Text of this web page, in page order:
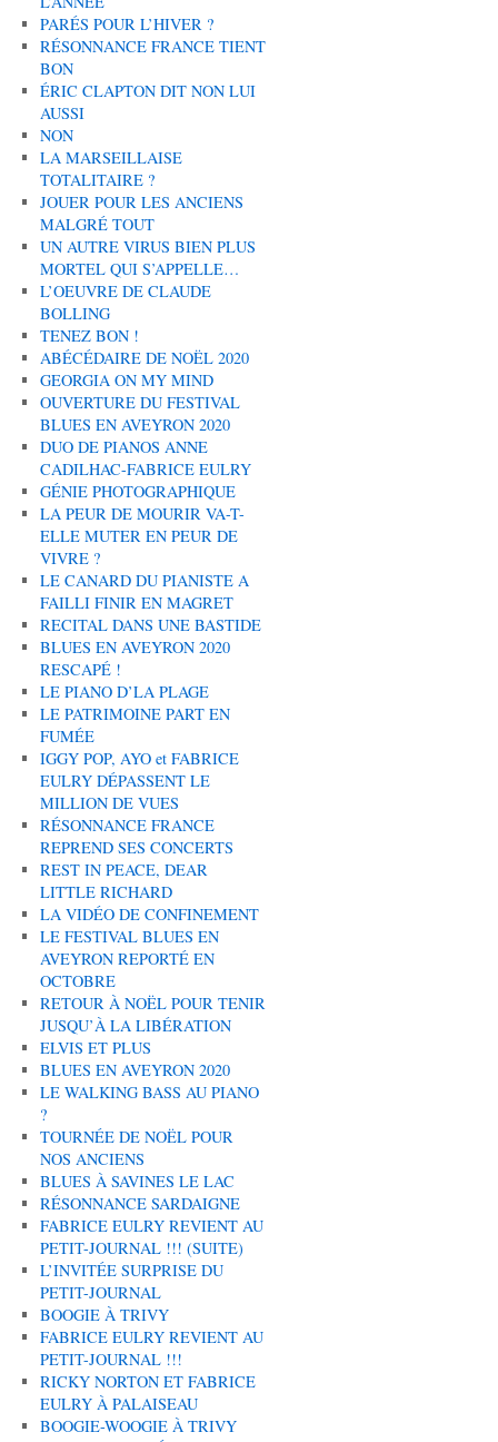
PARÉS POUR L’HIVER ?
RÉSONNANCE FRANCE TIENT
BON
ÉRIC CLAPTON DIT NON LUI
AUSSI
NON
LA MARSEILLAISE
TOTALITAIRE ?
JOUER POUR LES ANCIENS
MALGRÉ TOUT
UN AUTRE VIRUS BIEN PLUS
MORTEL QUI S’APPELLE…
L’OEUVRE DE CLAUDE
BOLLING
TENEZ BON !
ABÉCÉDAIRE DE NOËL 2020
GEORGIA ON MY MIND
OUVERTURE DU FESTIVAL
BLUES EN AVEYRON 2020
DUO DE PIANOS ANNE
CADILHAC-FABRICE EULRY
GÉNIE PHOTOGRAPHIQUE
LA PEUR DE MOURIR VA-T-
ELLE MUTER EN PEUR DE
VIVRE ?
LE CANARD DU PIANISTE A
FAILLI FINIR EN MAGRET
RECITAL DANS UNE BASTIDE
BLUES EN AVEYRON 2020
RESCAPÉ !
LE PIANO D’LA PLAGE
LE PATRIMOINE PART EN
FUMÉE
IGGY POP, AYO et FABRICE
EULRY DÉPASSENT LE
MILLION DE VUES
RÉSONNANCE FRANCE
REPREND SES CONCERTS
REST IN PEACE, DEAR
LITTLE RICHARD
LA VIDÉO DE CONFINEMENT
LE FESTIVAL BLUES EN
AVEYRON REPORTÉ EN
OCTOBRE
RETOUR À NOËL POUR TENIR
JUSQU’À LA LIBÉRATION
ELVIS ET PLUS
BLUES EN AVEYRON 2020
LE WALKING BASS AU PIANO
?
TOURNÉE DE NOËL POUR
NOS ANCIENS
BLUES À SAVINES LE LAC
RÉSONNANCE SARDAIGNE
FABRICE EULRY REVIENT AU
PETIT-JOURNAL !!! (SUITE)
L’INVITÉE SURPRISE DU
PETIT-JOURNAL
BOOGIE À TRIVY
FABRICE EULRY REVIENT AU
PETIT-JOURNAL !!!
RICKY NORTON ET FABRICE
EULRY À PALAISEAU
BOOGIE-WOOGIE À TRIVY